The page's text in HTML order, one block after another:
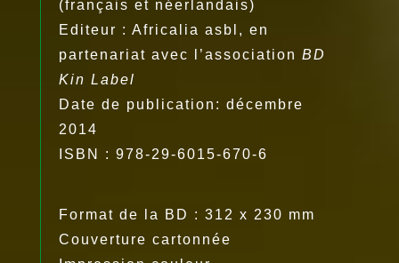
(français et néerlandais)
Editeur : Africalia asbl, en
partenariat avec l’association BD
Kin Label
Date de publication: décembre
2014
ISBN : 978-29-6015-670-6
Format de la BD : 312 x 230 mm
Couverture cartonnée